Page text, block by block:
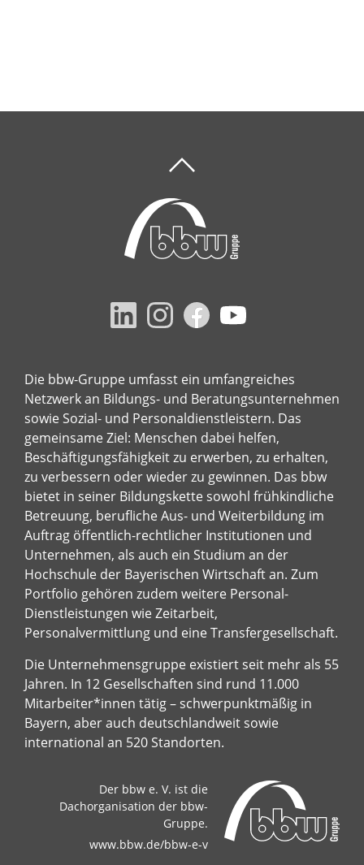
Die bbw-Gruppe umfasst ein umfangreiches
Netzwerk an Bildungs- und Beratungsunternehmen
sowie Sozial- und Personaldienstleistern. Das
gemeinsame Ziel: Menschen dabei helfen,
Beschäftigungsfähigkeit zu erwerben, zu erhalten,
zu verbessern oder wieder zu gewinnen. Das bbw
bietet in seiner Bildungskette sowohl frühkindliche
Betreuung, berufliche Aus- und Weiterbildung im
Auftrag öffentlich-rechtlicher Institutionen und
Unternehmen, als auch ein Studium an der
Hochschule der Bayerischen Wirtschaft an. Zum
Portfolio gehören zudem weitere Personal-
Dienstleistungen wie Zeitarbeit,
Personalvermittlung und eine Transfergesellschaft.
Die Unternehmensgruppe existiert seit mehr als 55
Jahren. In 12 Gesellschaften sind rund 11.000
Mitarbeiter*innen tätig – schwerpunktmäßig in
Bayern, aber auch deutschlandweit sowie
international an 520 Standorten.
Der bbw e. V. ist die
Dachorganisation der bbw-
Gruppe.
www.bbw.de/bbw-e-v